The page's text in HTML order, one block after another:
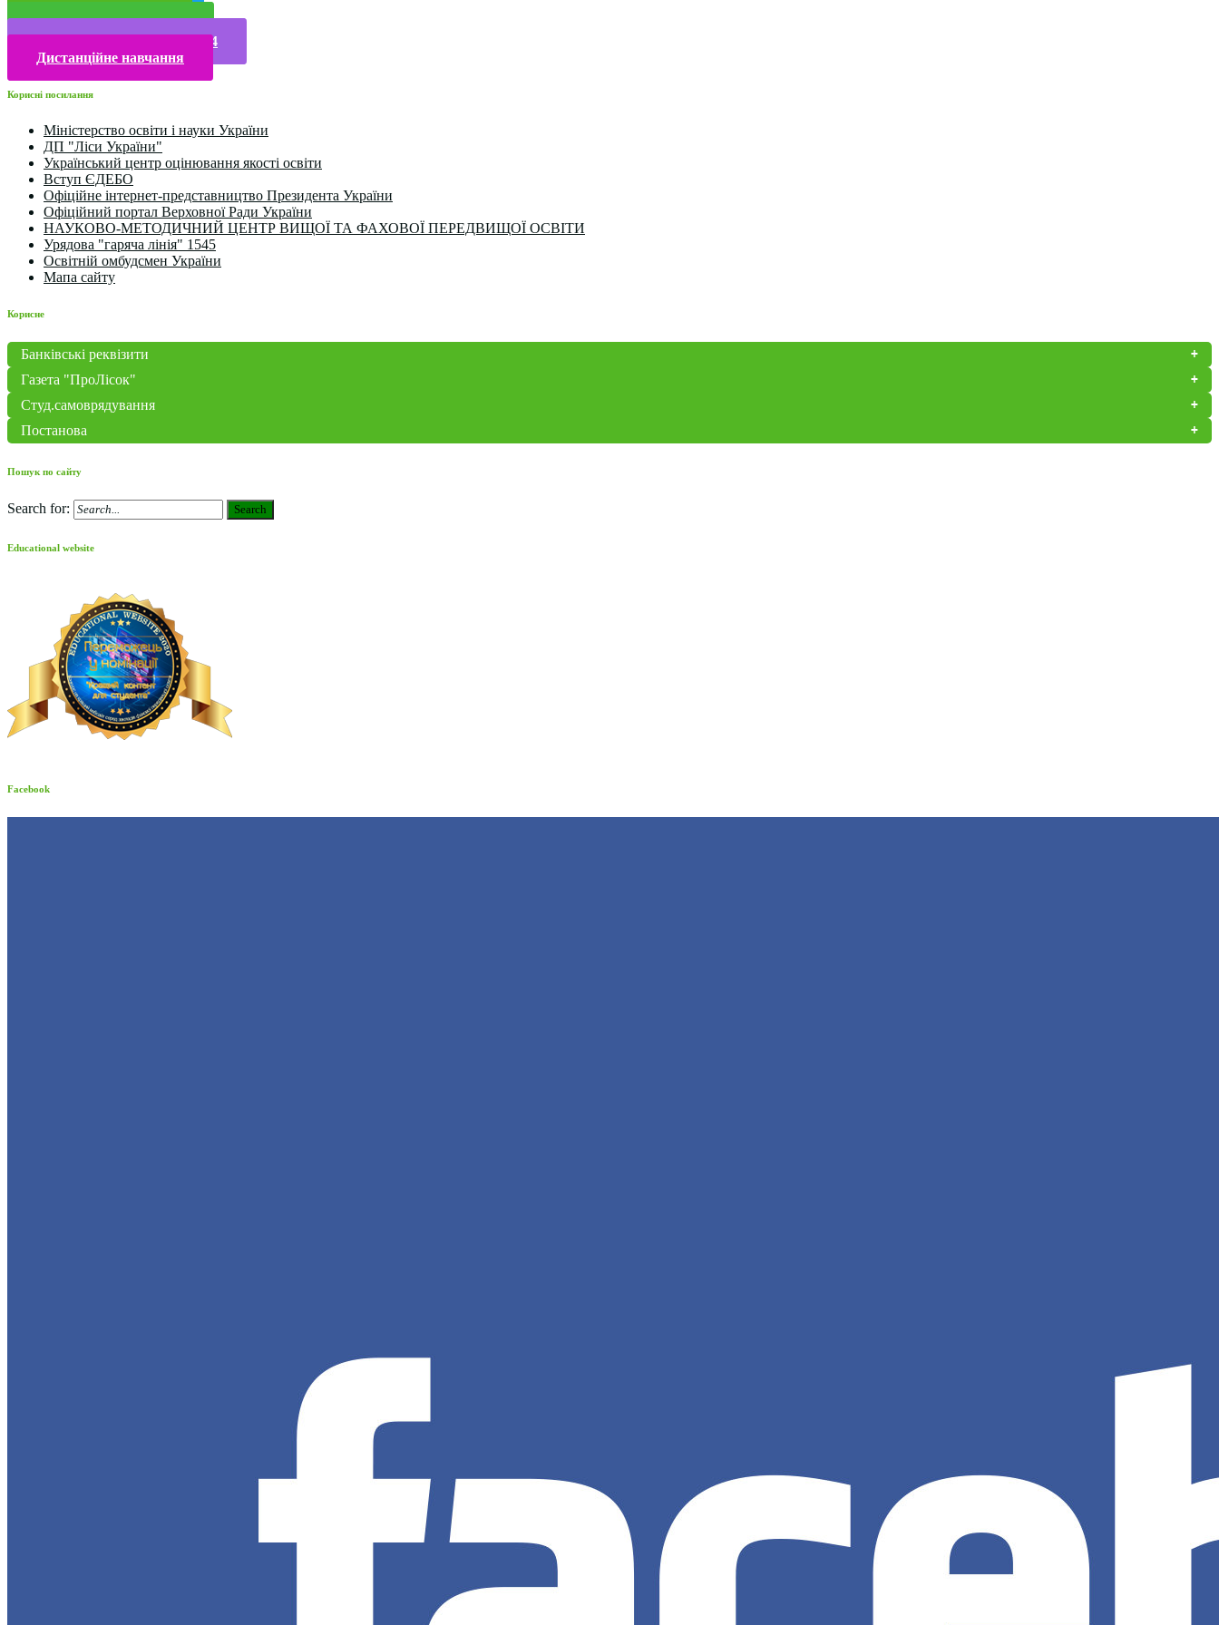
Конкурси та олімпіади 2024
Дистанційне навчання
Корисні посилання
Міністерство освіти і науки України
ДП "Ліси України"
Український центр оцінювання якості освіти
Вступ ЄДЕБО
Офіційне інтернет-представництво Президента України
Офіційний портал Верховної Ради України
НАУКОВО-МЕТОДИЧНИЙ ЦЕНТР ВИЩОЇ ТА ФАХОВОЇ ПЕРЕДВИЩОЇ ОСВІТИ
Урядова "гаряча лінія" 1545
Освітній омбудсмен України
Мапа сайту
Корисне
Банківські реквізити
Газета "ПроЛісок"
Студ.самоврядування
Постанова
Пошук по сайту
Search for: Search
Educational website
Facebook